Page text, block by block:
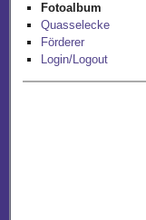
Fotoalbum
Quasselecke
Förderer
Login/Logout